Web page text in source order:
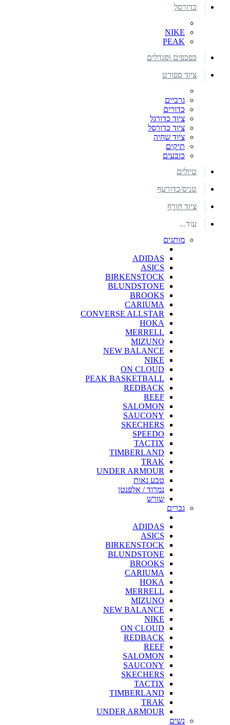
כדורסל
NIKE
PEAK
כפכפים וסנדלים
ציוד ספורט
גרביים
כדורים
ציוד כדורגל
ציוד כדורסל
ציוד שחיה
תיקים
כובעים
טיולים
טניס/כדורעף
ציוד חורף
עוד...
מותגים
ADIDAS
ASICS
BIRKENSTOCK
BLUNDSTONE
BROOKS
CARIUMA
CONVERSE ALLSTAR
HOKA
MERRELL
MIZUNO
NEW BALANCE
NIKE
ON CLOUD
PEAK BASKETBALL
REDBACK
REEF
SALOMON
SAUCONY
SKECHERS
SPEEDO
TACTIX
TIMBERLAND
TRAK
UNDER ARMOUR
טבע נאות
נמרוד / אלפנטן
שורש
גברים
ADIDAS
ASICS
BIRKENSTOCK
BLUNDSTONE
BROOKS
CARIUMA
HOKA
MERRELL
MIZUNO
NEW BALANCE
NIKE
ON CLOUD
REDBACK
REEF
SALOMON
SAUCONY
SKECHERS
TACTIX
TIMBERLAND
TRAK
UNDER ARMOUR
נשים